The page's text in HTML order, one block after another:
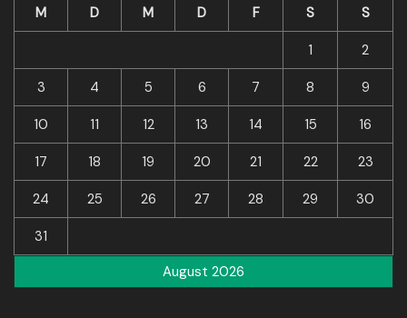
August 2026
M D M D F S S
1 2
3 4 5 6 7 8 9
10 11 12 13 14 15 16
17 18 19 20 21 22 23
24 25 26 27 28 29 30
31